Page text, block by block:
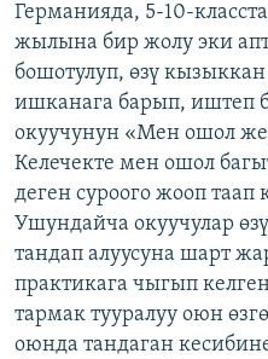
Германияда, 5-10-
жылына бир жолу эки
бошотулуп, өзү
ишканага барып, иштеп
окуучунун «Мен ошол
Келечекте мен ошол
деген суроого жооп таап
Ушундайча окуучулар
тандап алуусуна шарт
практикага чыгып
тармак тууралуу оюн
оюнда тандаган